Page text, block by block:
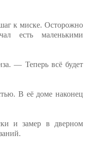
к миске. Осторожно
есть маленькими
— Теперь всё будет
В её доме наконец
и замер в дверном